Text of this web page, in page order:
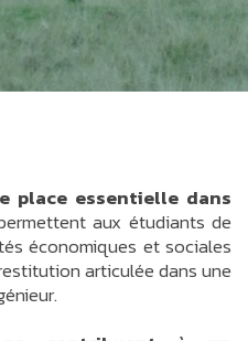
place essentielle dans
aux étudiants de
économiques et sociales
articulée dans une